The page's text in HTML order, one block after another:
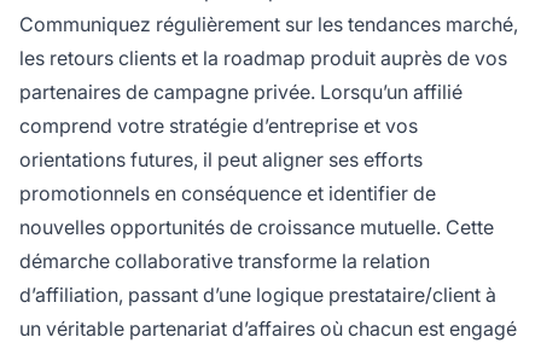
Communiquez régulièrement sur les tendances marché,
les retours clients et la roadmap produit auprès de vos
partenaires de campagne privée. Lorsqu’un affilié
comprend votre stratégie d’entreprise et vos
orientations futures, il peut aligner ses efforts
promotionnels en conséquence et identifier de
nouvelles opportunités de croissance mutuelle. Cette
démarche collaborative transforme la relation
d’affiliation, passant d’une logique prestataire/client à
un véritable partenariat d’affaires où chacun est engagé